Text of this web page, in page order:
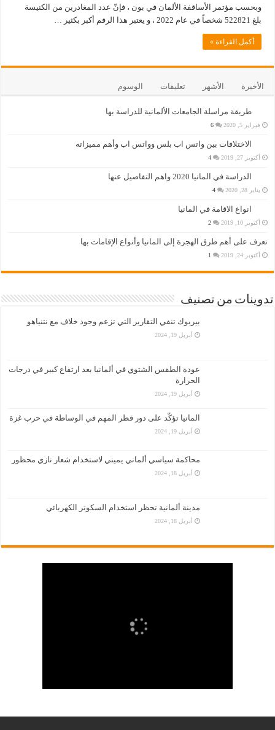
وبحسب مؤتمر الأساقفة الألمان في بون ، فإنّ عدد المغادرين من الكنيسة
بلغ 522821 شخصاً في عام 2022 ، و يعتبر هذا الرقم أكبر بكثير …
أكمل القراءة »
الأخيرة الأشهر تعليقات الوسوم
طريقة مراسلة الجامعات الألمانية للدراسة بها
فبراير 5, 2020 6
الاختلافات بين واتس اب بلس وواتس اب وأهم مميزاته
أكتوبر 27, 2019 4
الدراسة في المانيا 2020 واهم التفاصيل عنها
يناير 28, 2020 4
انواع الاقامة في المانيا
أكتوبر 10, 2019 2
تعرف على أهم طرق الهجرة إلى المانيا وأنواع الإقامات بها
أكتوبر 24, 2019 1
تدوينات من تصنيف
بيربوك تنفي التقارير التي تزعم وجود خلاف مع نتنياهو
أبريل 19, 2024
عودة الطقس الشتوي في ألمانيا بعد ارتفاع كبير في درجات
الحرارة
أبريل 19, 2024
المانيا تؤكّد على دور قطر المهم في الوساطة في حرب غزة
أبريل 19, 2024
محاكمة سياسي ألماني يميني لاستخدام شعار نازي محظور
أبريل 18, 2024
مدينة ألمانية تحظر استخدام السكوتر الكهربائي
أبريل 18, 2024